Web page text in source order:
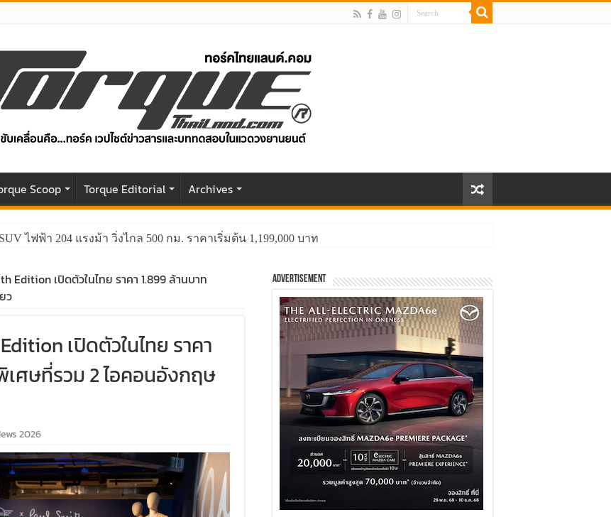
Scoop Torque Editorial Archives
ไฟฟ้า 204 แรงม้า วิ่งไกล 500 กม. ราคาเริ่มต้น 1,199,000 บาท
Edition เปิดตัวในไทย ราคา 1.899 ล้านบาท
ว
เปิดตัวในไทย ราคา
เศษที่รวม 2 ไอคอนอังกฤษ
2026
Advertisement